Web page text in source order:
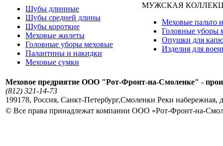
Шубы длинные
Шубы средней длины
Шубы короткие
Меховые жилеты
Головные уборы меховые
Палантины и накидки
Меховые сумки
МУЖСКАЯ
Меховые пальто
Головные уборы
Опушки для
Изделия для
Меховое предриятие ООО "Рот-Фронт-на-Смоленке" -
(812) 321-14-73
199178, Россия, Санкт-Петербург,Смоленки Реки набережная,
© Все права принадлежат компании ООО «Рот-Фронт-на-